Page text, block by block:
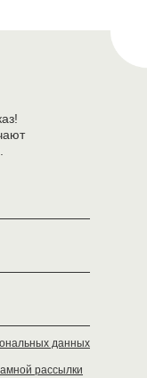
данных
рассылки